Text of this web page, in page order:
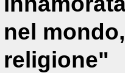
nel
religione"